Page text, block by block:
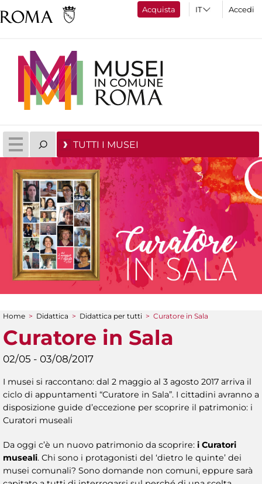
Acquista Accedi
TUTTI I MUSEI
Tu sei qui
Home > Didattica > Didattica per tutti > Curatore in Sala
Curatore in Sala
02/05 - 03/08/2017
I musei si raccontano: dal 2 maggio al 3 agosto 2017 arriva il
ciclo di appuntamenti “Curatore in Sala”. I cittadini avranno a
disposizione guide d’eccezione per scoprire il patrimonio: i
Curatori museali
Da oggi c’è un nuovo patrimonio da scoprire: i Curatori
museali. Chi sono i protagonisti del ‘dietro le quinte’ dei
musei comunali? Sono domande non comuni, eppure sarà